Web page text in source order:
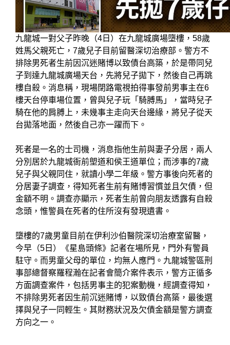
九龍城一對父子昨晚（4日）在九龍城廣場墮樓，58歲
姓馬父親死亡，7歲兒子目前留醫深切治療部。警方不
排除男死者生前因沉迷賭博以致債台高築，於是帶同兒
子到達九龍城廣場天台，先將兒子拋下，然後自己再跳
樓自殺。消息稱，現場閉路電視拍得事發前男事主在6
樓天台停車場位置，曾與兒子玩「騎膊馬」，當時兒子
騎在他的肩膊上，未幾事主走向天台邊緣，將兒子從天
台拋落地面，然後自己亦一躍而下。
死者是一名的士司機，消息指他生前與妻子分居，兩人
分別居於九龍城衙前塱道和侯王道單位；而涉事的7歲
兒子與父親同住，就讀小學二年級。警方事後向死者的
分居妻子調查，得知死者生前有賭博習慣並且欠債，但
金額不明。調查亦顯示，死者生前曾向朋友透露有自殺
念頭，惟警員在死者的住所沒有發現遺書。
墮樓的7歲男童目前在伊利沙伯醫院深切治療室留醫，
今早（5日）《星島頭條》記者在場所見，門外有警員
駐守。而男童父母的單位，均無人應門。九龍城警區刑
事部總督察羅程瀚在記者會簡介案件表示，警方正循多
方面調查案件，包括男事主的犯案動機，經調查得知，
不排除男死者因生前沉迷賭博，以致債台高築，最後選
擇與兒子一同輕生。其財務狀況及欠債金額是警方調查
方向之一。